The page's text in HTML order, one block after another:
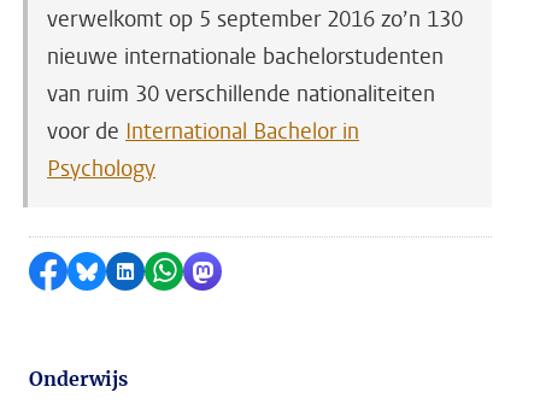
verwelkomt op 5 september 2016 zo’n 130
nieuwe internationale bachelorstudenten
van ruim 30 verschillende nationaliteiten
voor de International Bachelor in
Psychology
Delen op Facebook
Delen via Bluesky
Delen op LinkedIn
Delen via WhatsApp
Delen via Mastodon
Onderwijs